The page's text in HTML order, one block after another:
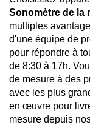
Sonomètre de la
multiples
d'une équipe de
pour répondre à
de 8:30 à 17h.
de mesure à des
avec les plus
en œuvre pour
mesure depuis